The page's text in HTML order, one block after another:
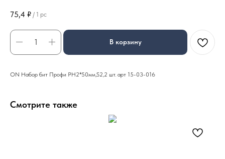
75,4 ₽ / 1 pc
В корзину
ON Набор бит Профи PH2*50мм,S2,2 шт. арт 15-03-016
Смотрите также